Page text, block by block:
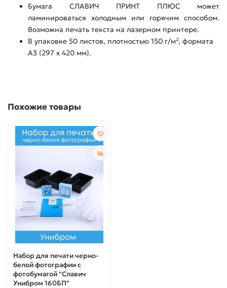
Бумага СЛАВИЧ ПРИНТ ПЛЮС может
ламинироваться холодным или горячим способом.
Возможна печать текста на лазерном принтере.
В упаковке 50 листов, плотностью 150 г/м², формата
А3 (297 х 420 мм).
Похожие товары
Набор для печати черно-
белой фотографии с
фотобумагой "Славич
Унибром 160БП"